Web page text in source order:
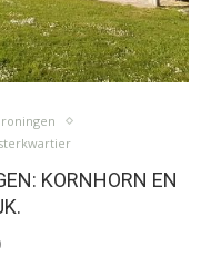
KORNHORN EN